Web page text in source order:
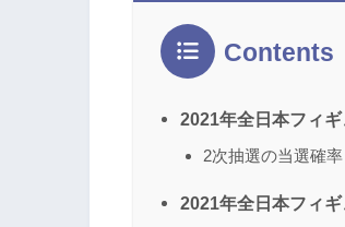
Contents
2021年全日本フィ
2次抽選の当選確率
2021年全日本フィ